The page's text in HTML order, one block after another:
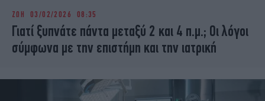
ΖΩΗ 03/02/2026 08:35
Γιατί ξυπνάτε πάντα μεταξύ 2 και 4 π.μ.; Οι λόγοι
σύμφωνα με την επιστήμη και την ιατρική